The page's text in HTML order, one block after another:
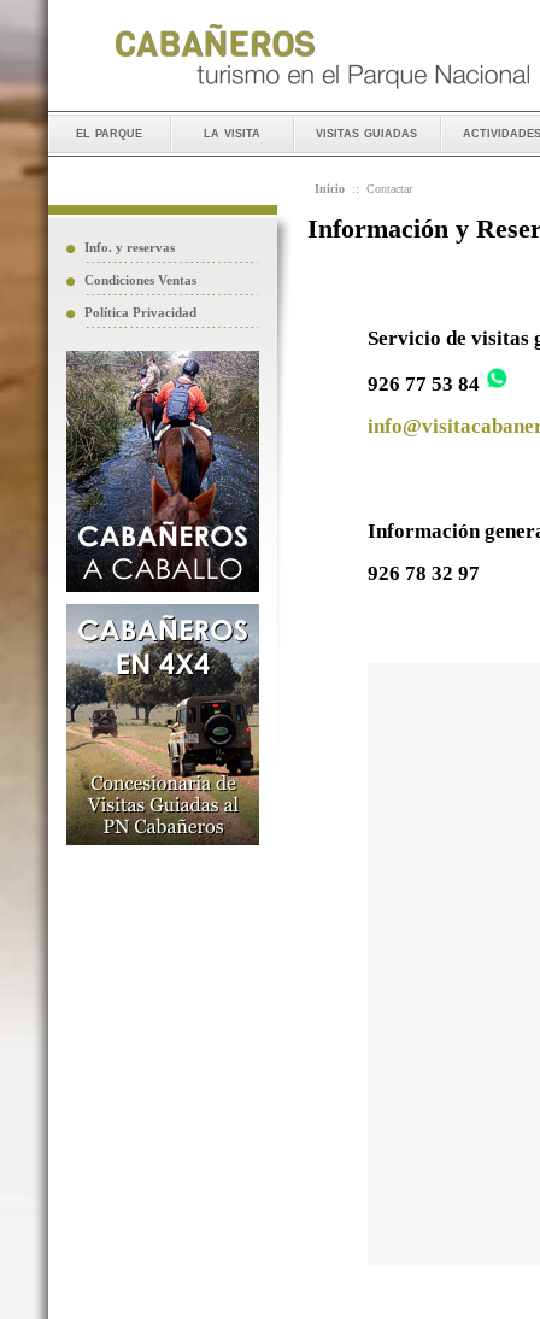
el parque la visita visitas guiadas actividades
Info. y reservas
Condiciones Ventas
Política Privacidad
Inicio :: Contactar
Información y
Servicio de visitas
926 77 53 84
Información
926 78 32 97